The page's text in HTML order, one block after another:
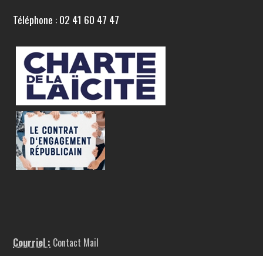
Téléphone : 02 41 60 47 47
Courriel : Contact Mail